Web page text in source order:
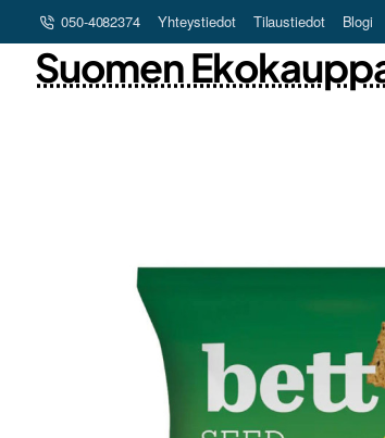
050-4082374 Yhteystiedot Tilaustiedot Blogi
Suomen